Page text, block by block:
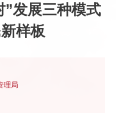
”发展三种模式
样板
理局